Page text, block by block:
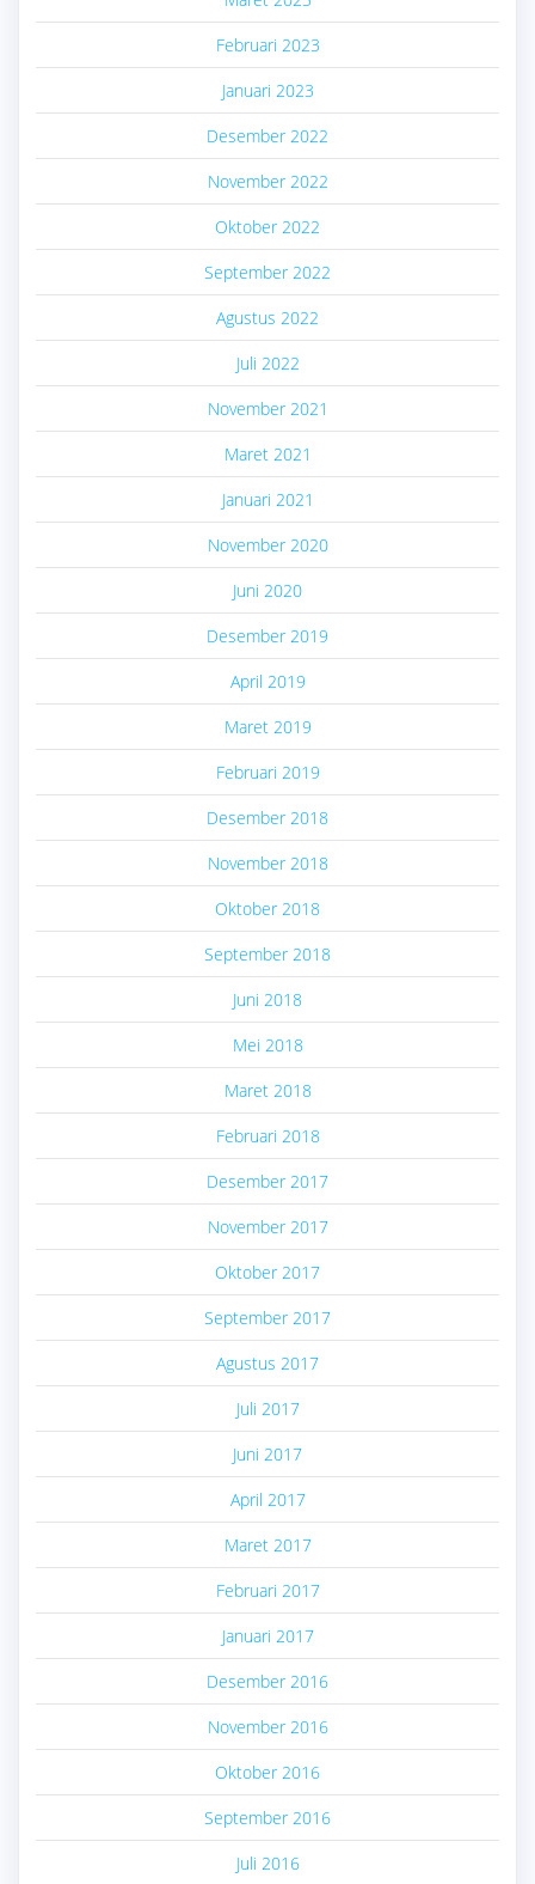
Februari 2023
Januari 2023
Desember 2022
November 2022
Oktober 2022
September 2022
Agustus 2022
Juli 2022
November 2021
Maret 2021
Januari 2021
November 2020
Juni 2020
Desember 2019
April 2019
Maret 2019
Februari 2019
Desember 2018
November 2018
Oktober 2018
September 2018
Juni 2018
Mei 2018
Maret 2018
Februari 2018
Desember 2017
November 2017
Oktober 2017
September 2017
Agustus 2017
Juli 2017
Juni 2017
April 2017
Maret 2017
Februari 2017
Januari 2017
Desember 2016
November 2016
Oktober 2016
September 2016
Juli 2016